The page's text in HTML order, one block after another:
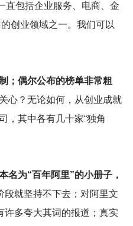
直包括企业服务、电商、金
创业领域之一。我们可以
；偶尔公布的榜单非常粗
心？无论如何，从创业成就
，其中各有几十家“独角
名为“百年阿里”的小册子，
段就坚持不下去；对阿里文
许多夸大其词的报道；真实